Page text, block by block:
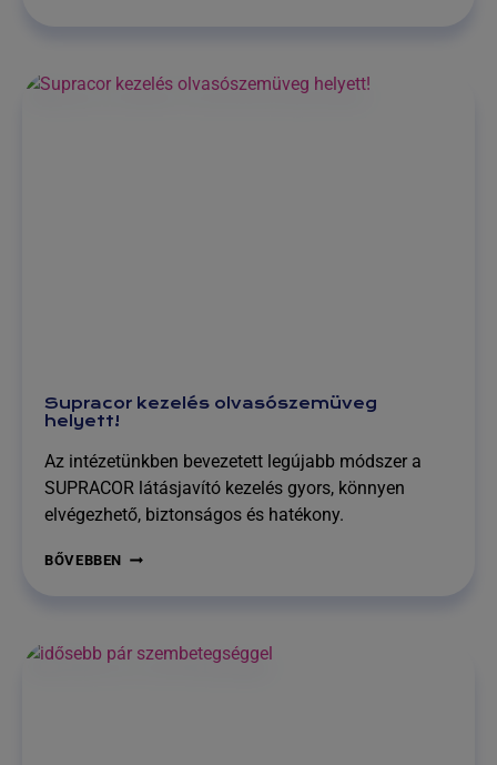
Supracor kezelés olvasószemüveg
helyett!
Az intézetünkben bevezetett legújabb módszer a
SUPRACOR látásjavító kezelés gyors, könnyen
elvégezhető, biztonságos és hatékony.
BŐVEBBEN SUPRACOR